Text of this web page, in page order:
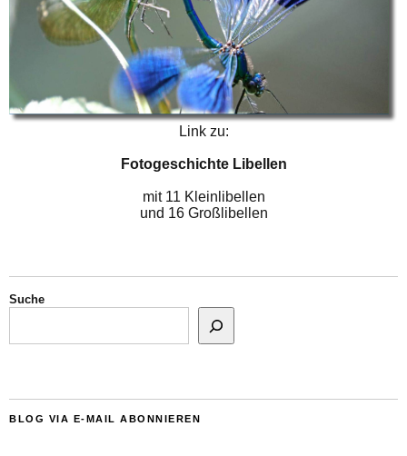
Link zu:
Fotogeschichte Libellen
mit 11 Kleinlibellen
und 16 Großlibellen
Suche
BLOG VIA E-MAIL ABONNIEREN